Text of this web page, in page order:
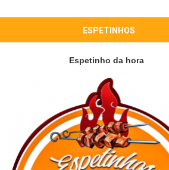
ESPETINHOS
Espetinho da hora